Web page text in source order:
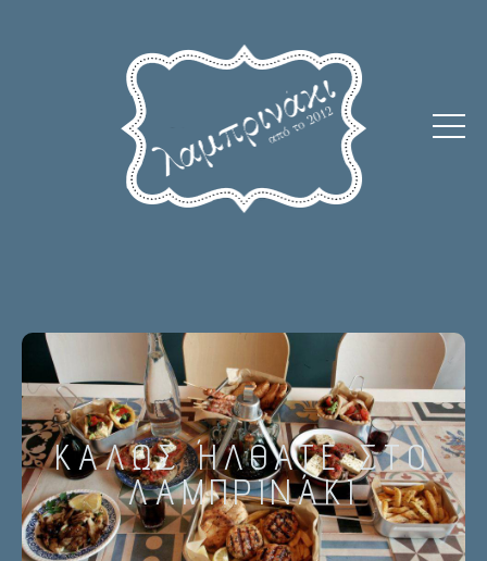
ΚΑΛΩΣ ΉΛΘΑΤΕ ΣΤΟ
ΛΑΜΠΡΙΝΆΚΙ
HOVER BOX ELEMENT
Click edit button to change this text. Lorem ipsum dolor sit amet,
consectetur adipiscing elit. Ut elit tellus, luctus nec ullamcorper
mattis, pulvinar dapibus leo.